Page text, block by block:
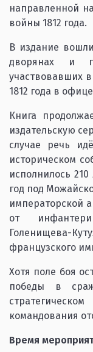
направленной
войны 1812 года.
В издание
дворянах и
участвовавших
1812 года в
Книга
издательскую
случае речь
историческом
исполнилось
год под
императорской
от
Голенищева-
французского
Хотя поле боя
победы в
командования
Время